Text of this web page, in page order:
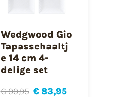
Wedgwood Gio
Tapasschaaltj
e 14 cm 4-
delige set
€ 99,95 € 83,95